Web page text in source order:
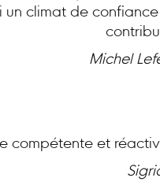
un climat de
Michel
compétente et